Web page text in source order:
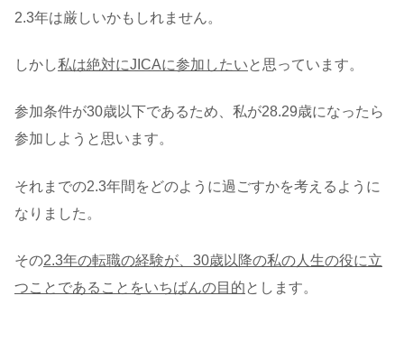
2.3年は厳しいかもしれません。
しかし私は絶対にJICAに参加したい と思っています。
参加条件が30歳以下であるため、私が28.29歳になったら
参加しようと思います。
それまでの2.3年間をどのように過ごすかを考えるように
なりました。
その2.3年の転職の経験が、30歳以降の私の人生の役に立
つことであることをいちばんの目的 とします。